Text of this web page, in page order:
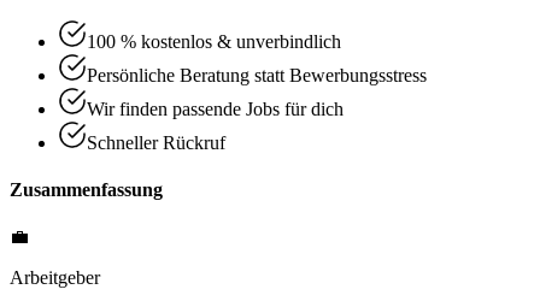
100 % kostenlos & unverbindlich
Persönliche Beratung statt Bewerbungsstress
Wir finden passende Jobs für dich
Schneller Rückruf
Zusammenfassung
💼
Arbeitgeber